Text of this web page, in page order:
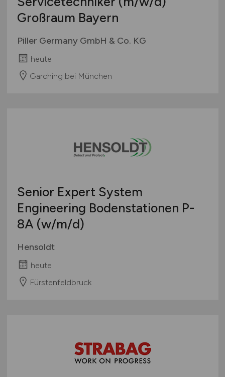
Großraum Bayern
Piller Germany GmbH & Co. KG
heute
Garching bei München
Senior Expert System
Engineering Bodenstationen P-
8A (w/m/d)
Hensoldt
heute
Fürstenfeldbruck